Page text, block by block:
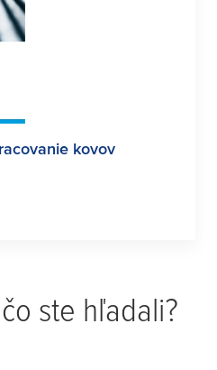
kovov
ste hľadali?